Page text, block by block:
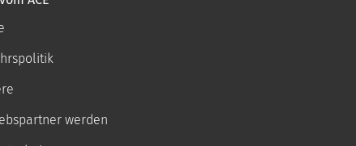
werden